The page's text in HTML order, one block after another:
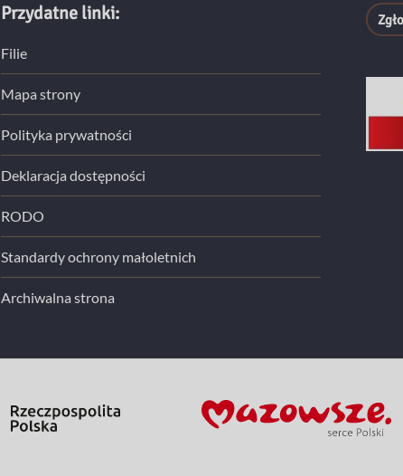
Przydatne linki:
Filie
Mapa strony
Polityka prywatności
Deklaracja dostępności
RODO
Standardy ochrony małoletnich
Archiwalna strona